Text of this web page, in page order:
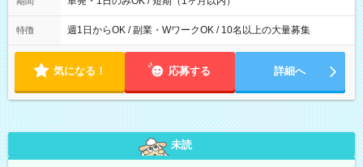
特徴 週1日からOK / 副業・WワークOK / 10名以上の大量募集
気になる！ 応募する 詳細へ
未読